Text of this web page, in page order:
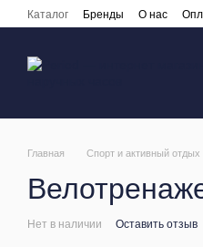
Перейти к основному контенту
Каталог Бренды О нас
Главная Спорт и активный отдых
Нет в наличии Оставить отзыв